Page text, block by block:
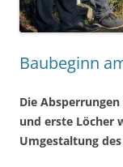
Baubeginn
Die
und erste Löcher
Umgestaltung